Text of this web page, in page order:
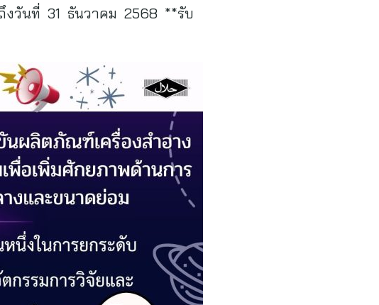
งวันที่ 31 ธันวาคม 2568 **รับ